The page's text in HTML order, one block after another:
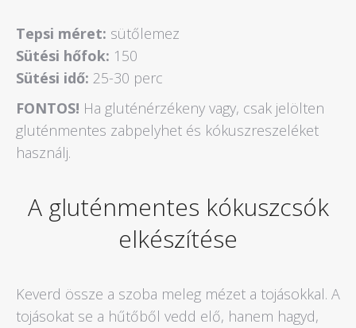
Tepsi méret: sütőlemez
Sütési hőfok: 150
Sütési idő: 25-30 perc
FONTOS! Ha gluténérzékeny vagy, csak jelölten
gluténmentes zabpelyhet és kókuszreszeléket
használj.
A gluténmentes kókuszcsók
elkészítése
Keverd össze a szoba meleg mézet a tojásokkal. A
tojásokat se a hűtőből vedd elő, hanem hagyd,